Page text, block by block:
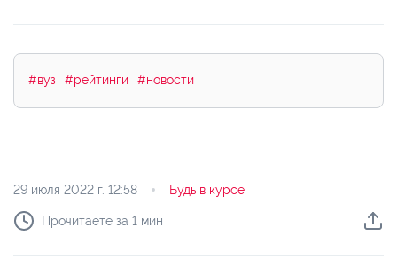
#вуз #рейтинги #новости
29 июля 2022 г. 12:58 Будь в курсе
Прочитаете за 1 мин